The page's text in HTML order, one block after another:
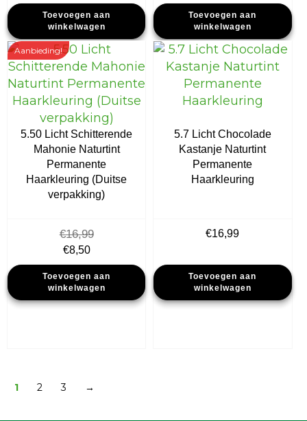
prijs
was:
€16,99.
prijs
is:
€12,50.
Toevoegen aan
winkelwagen
Toevoegen aan
winkelwagen
5.50 Licht Schitterende
Mahonie Naturtint
Permanente
Haarkleuring (Duitse
verpakking)
€16,99
Oorspronkelijke
prijs
was:
€16,99.
€8,50Huidige
prijs
is:
€8,50.
Toevoegen aan
winkelwagen
Aanbieding!
5.7 Licht Chocolade
Kastanje Naturtint
Permanente
Haarkleuring
€16,99
Toevoegen aan
winkelwagen
1 2 3 →